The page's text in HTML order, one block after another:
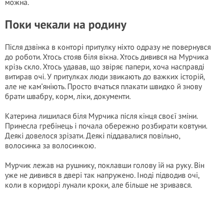
можна.
Поки чекали на родину
Після дзвінка в конторі притулку ніхто одразу не повернувся
до роботи. Хтось стояв біля вікна. Хтось дивився на Мурчика
крізь скло. Хтось удавав, що звіряє папери, хоча насправді
витирав очі. У притулках люди звикають до важких історій,
але не кам’яніють. Просто вчаться плакати швидко й знову
брати швабру, корм, ліки, документи.
Катерина лишилася біля Мурчика після кінця своєї зміни.
Принесла гребінець і почала обережно розбирати ковтуни.
Деякі довелося зрізати. Деякі піддавалися повільно,
волосинка за волосинкою.
Мурчик лежав на рушнику, поклавши голову їй на руку. Він
уже не дивився в двері так напружено. Іноді підводив очі,
коли в коридорі лунали кроки, але більше не зривався.